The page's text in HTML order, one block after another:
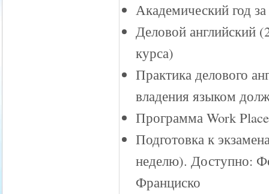
Академический год
Деловой английский
курса)
Практика делового
владения языком
Программа Work
Подготовка к
неделю). Доступно:
Франциско